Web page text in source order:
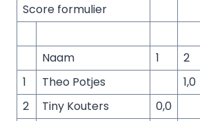
Score formulier
Naam 1 2
1
Theo Potjes 1,0
2
Tiny Kouters 0,0